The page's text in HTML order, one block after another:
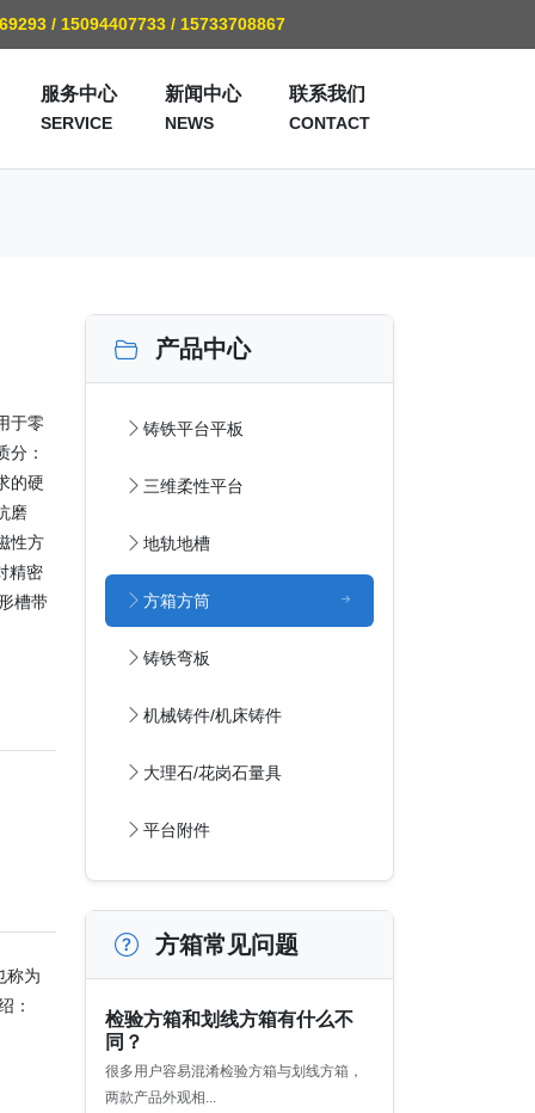
/ 15094407733 / 15733708867
服务中心
SERVICE
新闻中心
NEWS
联系我们
CONTACT
于零
分：
的硬
磨
性方
精密
槽带
称为
：
产品中心
铸铁平台平板
三维柔性平台
地轨地槽
方箱方筒
铸铁弯板
机械铸件/机床铸件
大理石/花岗石量具
平台附件
方箱常见问题
检验方箱和划线方箱有什么不
同？
很多用户容易混淆检验方箱与划线方箱，
两款产品外观相...